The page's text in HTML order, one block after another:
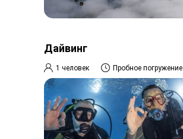
Дайвинг
1 человек Пробное погружение